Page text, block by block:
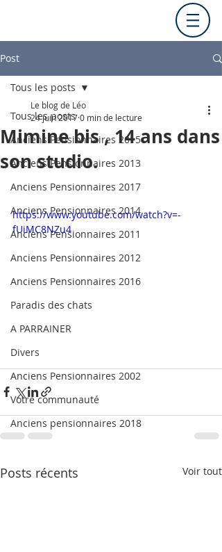
Post
Tous les posts
Anciens Pensionnaires 2015
Anciens Pensionnaires 2013
Anciens Pensionnaires 2017
Anciens Pensionnaires 2014
Anciens Pensionnaires 2011
Anciens Pensionnaires 2012
Anciens Pensionnaires 2016
Paradis des chats
A PARRAINER
Divers
Anciens Pensionnaires 2002
Votre communauté
Anciens pensionnaires 2018
Tous les posts
Mimine bis , 14 ans dans
son studio.
Le blog de Léo
24 juin 20170 min de lecture
https://www.youtube.com/watch?v=-
fUiMC8NZu4
Posts récents Voir tout